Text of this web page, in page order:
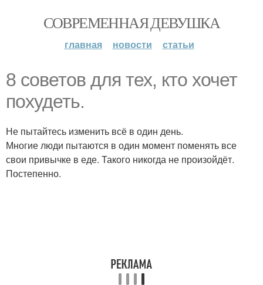
СОВРЕМЕННАЯ ДЕВУШКА
главная новости статьи
8 советов для тех, кто хочет
похудеть.
Не пытайтесь изменить всё в один день.
Многие люди пытаются в один момент поменять все
свои привычке в еде. Такого никогда не произойдёт.
Постепенно.